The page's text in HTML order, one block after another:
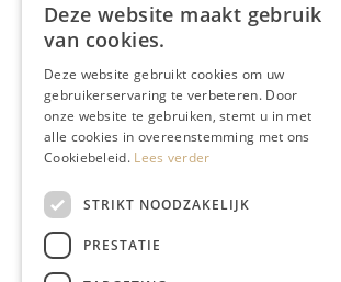
Gerelateerd
Deze website maakt gebruik
van cookies.
Deze website gebruikt cookies om uw
gebruikerservaring te verbeteren. Door
onze website te gebruiken, stemt u in met
alle cookies in overeenstemming met ons
Cookiebeleid. Lees verder
STRIKT NOODZAKELIJK
PRESTATIE